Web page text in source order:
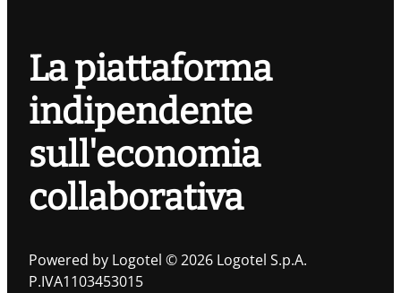
La piattaforma
indipendente
sull'economia
collaborativa
Powered by Logotel © 2026 Logotel S.p.A.
P.IVA1103453015